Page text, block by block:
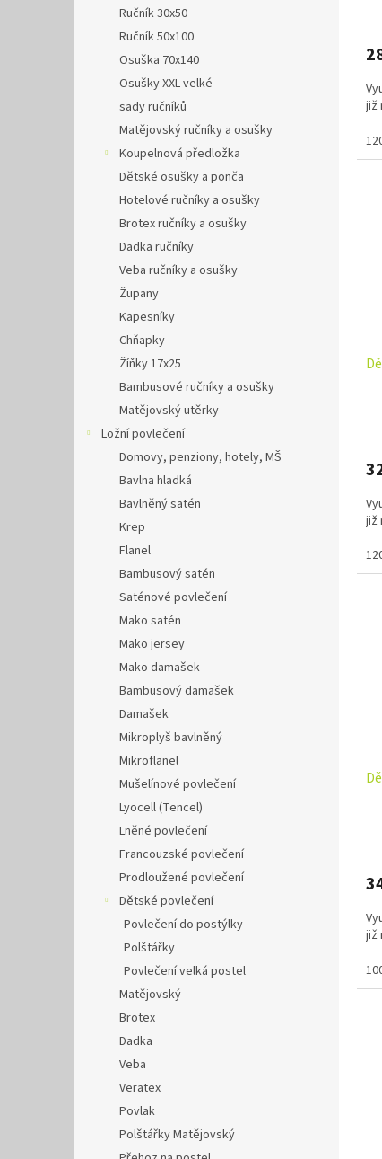
Ručník 30x50
Ručník 50x100
Osuška 70x140
Osušky XXL velké
sady ručníků
Matějovský ručníky a osušky
Koupelnová předložka
Dětské osušky a ponča
Hotelové ručníky a osušky
Brotex ručníky a osušky
Dadka ručníky
Veba ručníky a osušky
Župany
Kapesníky
Chňapky
Žíňky 17x25
Bambusové ručníky a osušky
Matějovský utěrky
Ložní povlečení
Domovy, penziony, hotely, MŠ
Bavlna hladká
Bavlněný satén
Krep
Flanel
Bambusový satén
Saténové povlečení
Mako satén
Mako jersey
Mako damašek
Bambusový damašek
Damašek
Mikroplyš bavlněný
Mikroflanel
Mušelínové povlečení
Lyocell (Tencel)
Lněné povlečení
Francouzské povlečení
Prodloužené povlečení
Dětské povlečení
Povlečení do postýlky
Polštářky
Povlečení velká postel
Matějovský
Brotex
Dadka
Veba
Veratex
Povlak
Polštářky Matějovský
již
již
již